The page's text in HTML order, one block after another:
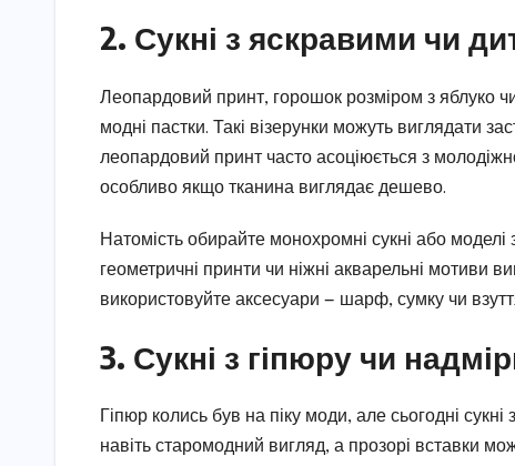
2. Сукні з яскравими чи
Леопардовий принт, горошок розміром з яблуко
модні пастки. Такі візерунки можуть виглядати
леопардовий принт часто асоціюється з
особливо якщо тканина виглядає дешево.
Натомість обирайте монохромні сукні або
геометричні принти чи ніжні акварельні мотиви
використовуйте аксесуари — шарф, сумку чи
3. Сукні з гіпюру чи
Гіпюр колись був на піку моди, але сьогодні
навіть старомодний вигляд, а прозорі вставки